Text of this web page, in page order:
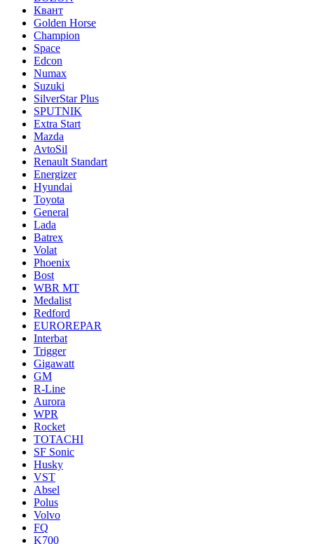
Квант
Golden Horse
Champion
Space
Edcon
Numax
Suzuki
SilverStar Plus
SPUTNIK
Extra Start
Mazda
AvtoSil
Renault Standart
Energizer
Hyundai
Toyota
General
Lada
Batrex
Volat
Phoenix
Bost
WBR MT
Medalist
Redford
EUROREPAR
Interbat
Trigger
Gigawatt
GM
R-Line
Aurora
WPR
Rocket
TOTACHI
SF Sonic
Husky
VST
Absel
Polus
Volvo
FQ
K700